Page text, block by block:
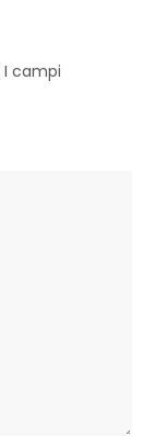
I campi